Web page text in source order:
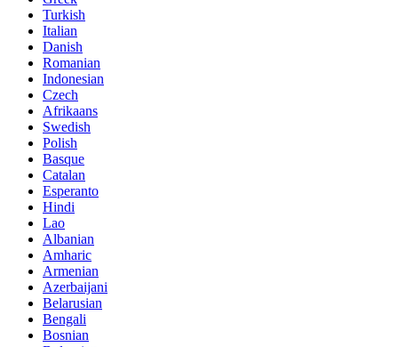
Turkish
Italian
Danish
Romanian
Indonesian
Czech
Afrikaans
Swedish
Polish
Basque
Catalan
Esperanto
Hindi
Lao
Albanian
Amharic
Armenian
Azerbaijani
Belarusian
Bengali
Bosnian